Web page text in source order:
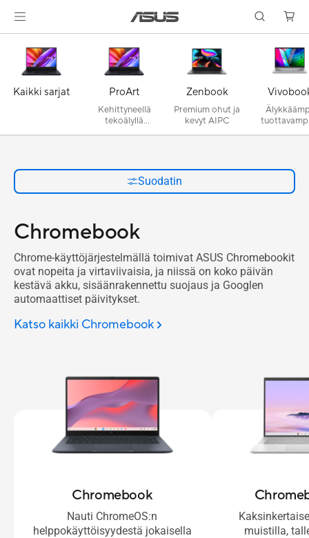
Kaikki sarjat ProArt
Kehittyneellä
tekoälyllä
Zenbook
Premium ohut ja
kevyt AIPC
Suodatin
Chromebook
Chrome-käyttöjärjestelmällä toimivat ASUS Chromebookit
ovat nopeita ja virtaviivaisia, ja niissä on koko päivän
kestävä akku, sisäänrakennettu suojaus ja Googlen
automaattiset päivitykset.
Katso kaikki Chromebook
Chromebook
Nauti ChromeOS:n
helppokäyttöisyydestä jokaisella
muistilla,